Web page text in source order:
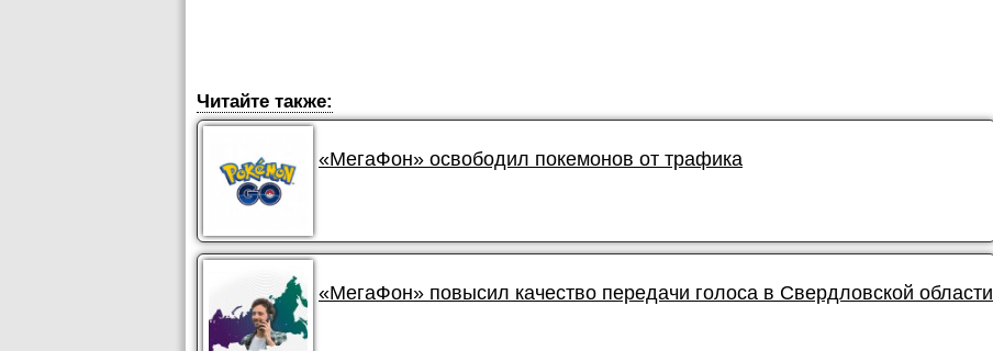
Читайте также:
«МегаФон» освободил покемонов от трафика
«МегаФон» повысил качество передачи голоса в Свердловской области